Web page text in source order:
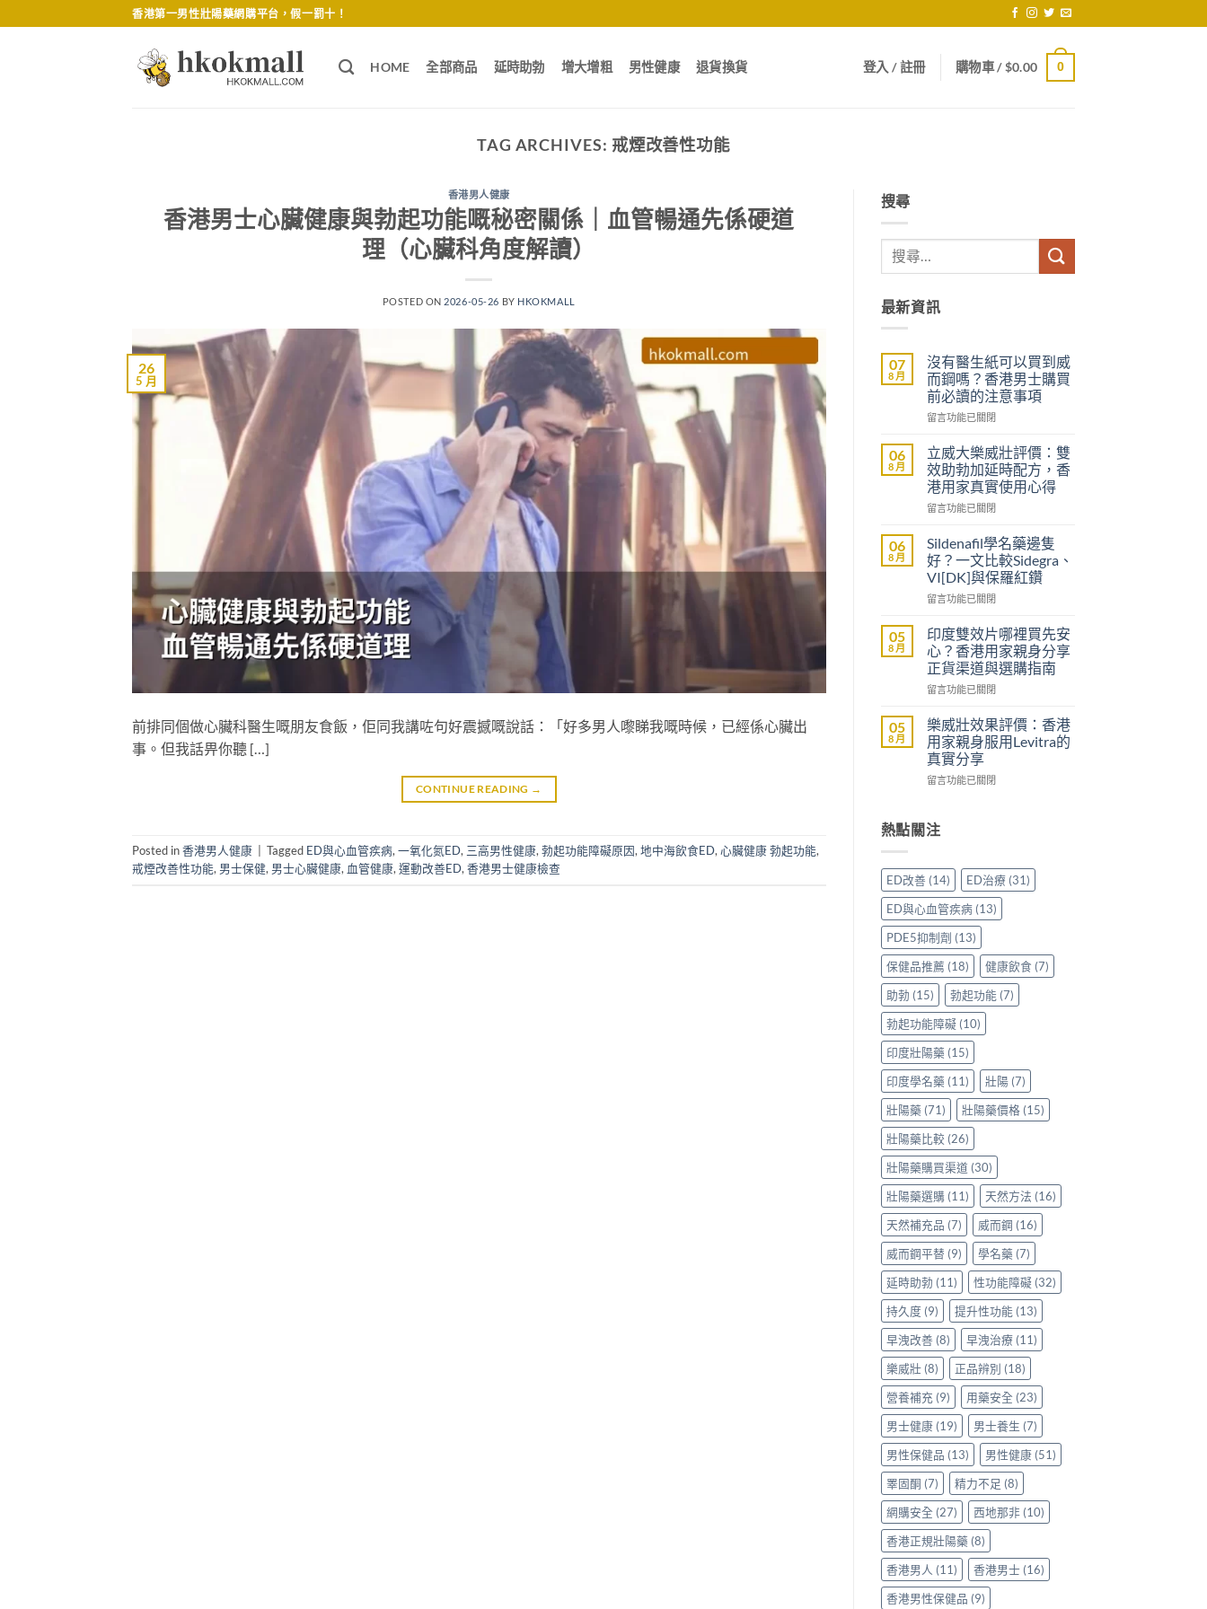
to
香港第一男性壯陽藥網購平台，假一罰十！
HOME 全部商品 延時助勃 增大增粗 男性健康 退貨換貨 登入 / 註冊 購物車 /$0.00 0
TAG ARCHIVES: 戒煙改善性功能
香港男人健康
香港男士心臟健康與勃起功能嘅秘密關係｜血管暢通先係硬道
理（心臟科角度解讀）
POSTED ON 2026-05-26 BY HKOKMALL
26
5 月
前排同個做心臟科醫生嘅朋友食飯，佢同我講咗句好震撼嘅說話：「好多男人嚟睇我嘅時候，已經係心臟出
事。但我話畀你聽 […]
CONTINUE READING →
Posted in香港男人健康 Tagged ED與心血管疾病, 一氧化氮ED, 三高男性健康, 勃起功能障礙原因, 地中海飲食ED, 心臟健康 勃起功能,
戒煙改善性功能, 男士保健, 男士心臟健康, 血管健康, 運動改善ED, 香港男士健康檢查
搜尋
最新資訊
07
8 月
沒有醫生紙可以買到威
而鋼嗎？香港男士購買
前必讀的注意事項
在
有
醫
生
紙
可
買
到
威
而
鋼
香
港
男
士
購
前
必
讀
的
注
項〉
留言功能已關閉
06
8 月
立威大樂威壯評價：雙
效助勃加延時配方，香
港用家真實使用心得
在
威
大
樂
威
壯
價：
雙
效
助
勃
延
時
配
方，
香
家
使
用
心
得〉
中
留言功能已關閉
06
8 月
Sildenafil學名藥邊隻
好？一文比較Sidegra、
VI[DK]與保羅紅鑽
在
學
名
藥
邊
隻
一
文
比
較
Sidegra、
保
鑽〉
中
留言功能已關閉
05
8 月
印度雙效片哪裡買先安
心？香港用家親身分享
正貨渠道與選購指南
在
度
雙
效
片
哪
先
香
港
用
家
親
身
分
享
正
貨
渠
道
與
選
購
指
南〉
中
留言功能已關閉
05
8 月
樂威壯效果評價：香港
用家親身服用Levitra的
真實分享
在
壯
效
評
價：
香
港
用
家
親
身
服
用
Levitra
的
真
實
分
享〉
中
留言功能已關閉
熱點關注
ED改善 (14) ED治療(31)
ED與心血管疾病(13)
PDE5抑制劑 (13)
保健品推薦 (18) 健康飲食 (7)
助勃 (15) 勃起功能 (7)
勃起功能障礙(10)
印度壯陽藥 (15)
印度學名藥 (11) 壯陽(7)
壯陽藥 (71) 壯陽藥價格(15)
壯陽藥比較 (26)
壯陽藥購買渠道 (30)
壯陽藥選購(11) 天然方法 (16)
天然補充品 (7) 威而鋼 (16)
威而鋼平替 (9) 學名藥 (7)
延時助勃 (11) 性功能障礙(32)
持久度 (9) 提升性功能 (13)
早洩改善 (8) 早洩治療(11)
樂威壯(8) 正品辨別 (18)
營養補充 (9) 用藥安全 (23)
男士健康(19) 男士養生 (7)
男性保健品 (13) 男性健康(51)
睪固酮 (7) 精力不足 (8)
網購安全 (27) 西地那非(10)
香港正規壯陽藥 (8)
香港男人 (11) 香港男士(16)
香港男性保健品 (9)